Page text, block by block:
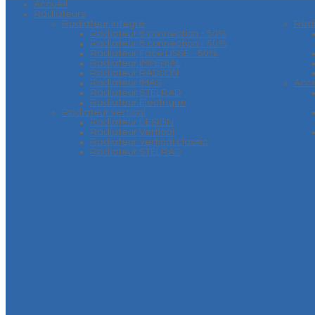
Accueil
Radiateurs
Radiateur intégré
Radiateur 6 connection - 50%
Radiateur 8 connection - 50%
Radiateur Face LISSE - 50%
Radiateur IMPERIAL
Radiateur RADSON
Radiateur IMAS
Radiateur STELRAD
Radiateur Electrique
Radiateur vertical
Radiateur DESIGN
Radiateur Vertical
Radiateur Vertical classic
Radiateur STELRAD